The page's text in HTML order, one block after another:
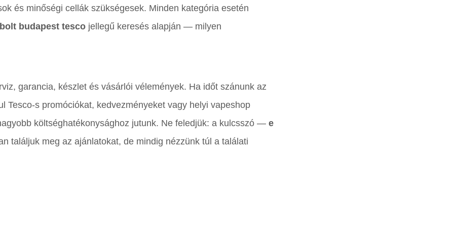
és minőségi cellák szükségesek. Minden kategória esetén
budapest tesco jellegű keresés alapján — milyen
garancia, készlet és vásárlói vélemények. Ha időt szánunk az
Tesco-s promóciókat, kedvezményeket vagy helyi vapeshop
költséghatékonysághoz jutunk. Ne feledjük: a kulcsszó —e
találjuk meg az ajánlatokat, de mindig nézzünk túl a találati